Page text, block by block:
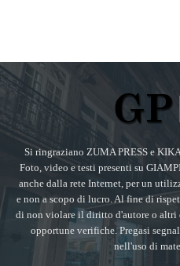
Si ringraziano ZUMA PRESS e
Foto, video e testi presenti su
anche dalla rete Internet, per un
e non a scopo di lucro. Al fine di
di non violare il diritto d'autore o
opportune verifiche. Pregasi
nell'uso di